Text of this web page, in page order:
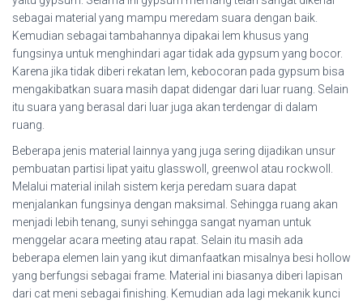
sebagai material yang mampu meredam suara dengan baik.
Kemudian sebagai tambahannya dipakai lem khusus yang
fungsinya untuk menghindari agar tidak ada gypsum yang bocor.
Karena jika tidak diberi rekatan lem, kebocoran pada gypsum bisa
mengakibatkan suara masih dapat didengar dari luar ruang. Selain
itu suara yang berasal dari luar juga akan terdengar di dalam
ruang.
Beberapa jenis material lainnya yang juga sering dijadikan unsur
pembuatan partisi lipat yaitu glasswoll, greenwol atau rockwoll.
Melalui material inilah sistem kerja peredam suara dapat
menjalankan fungsinya dengan maksimal. Sehingga ruang akan
menjadi lebih tenang, sunyi sehingga sangat nyaman untuk
menggelar acara meeting atau rapat. Selain itu masih ada
beberapa elemen lain yang ikut dimanfaatkan misalnya besi hollow
yang berfungsi sebagai frame. Material ini biasanya diberi lapisan
dari cat meni sebagai finishing. Kemudian ada lagi mekanik kunci